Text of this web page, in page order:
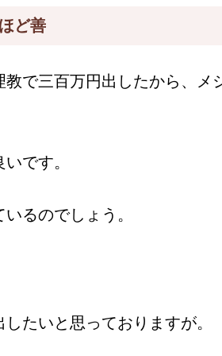
ど善
で三百万円出したから、メ
です。
るのでしょう。
たいと思っておりますが。